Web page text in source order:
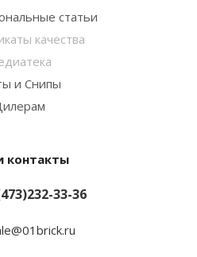
статьи
качества
и Снипы
контакты
33-36